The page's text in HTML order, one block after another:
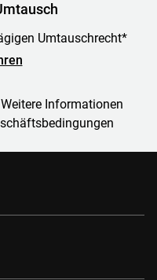
Umtauschrecht*
Informationen